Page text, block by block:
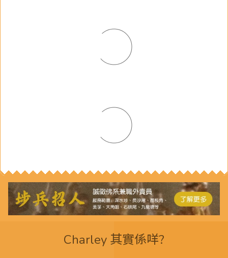
Charley 其實係咩?